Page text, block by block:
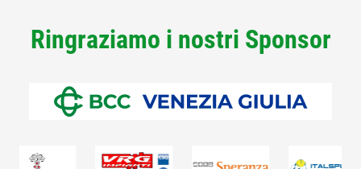
Ringraziamo i nostri Sponsor